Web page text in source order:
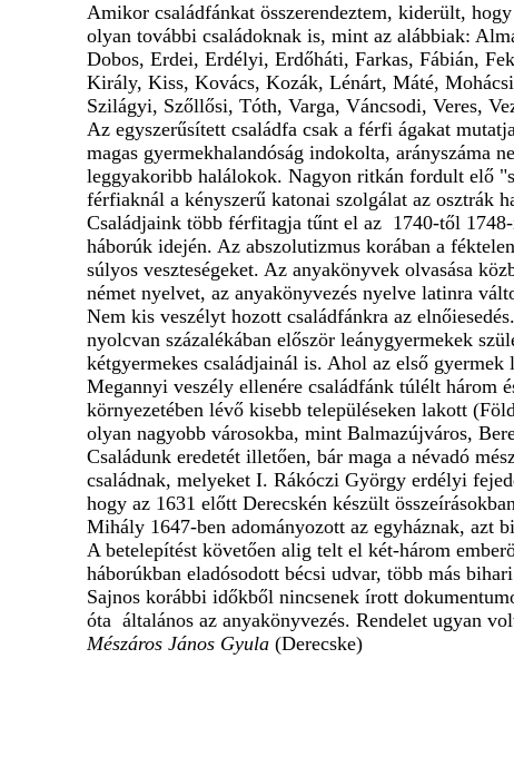
Amikor családfánkat összerendeztem, kiderült,
olyan további családoknak is, mint az alábbiak:
Dobos, Erdei, Erdélyi, Erdőháti, Farkas, Fábián,
Király, Kiss, Kovács, Kozák, Lénárt, Máté,
Szilágyi, Szőllősi, Tóth, Varga, Váncsodi, Veres,
Az egyszerűsített családfa csak a férfi ágakat
magas gyermekhalandóság indokolta, arányszáma
leggyakoribb halálokok. Nagyon ritkán fordult elő
férfiaknál a kényszerű katonai szolgálat az osztrák
Családjaink több férfitagja tűnt el az 1740-től
háborúk idején. Az abszolutizmus korában a
súlyos veszteségeket. Az anyakönyvek olvasása
német nyelvet, az anyakönyvezés nyelve latinra
Nem kis veszélyt hozott családfánkra az
nyolcvan százalékában először leánygyermekek
kétgyermekes családjainál is. Ahol az első
Megannyi veszély ellenére családfánk túlélt három
környezetében lévő kisebb településeken lakott
olyan nagyobb városokba, mint Balmazújváros,
Családunk eredetét illetően, bár maga a névadó
családnak, melyeket I. Rákóczi György erdélyi
hogy az 1631 előtt Derecskén készült
Mihály 1647-ben adományozott az egyháznak, azt
A betelepítést követően alig telt el két-három
háborúkban eladósodott bécsi udvar, több más
Sajnos korábbi időkből nincsenek írott
óta általános az anyakönyvezés. Rendelet ugyan
Mészáros János Gyula (Derecske)